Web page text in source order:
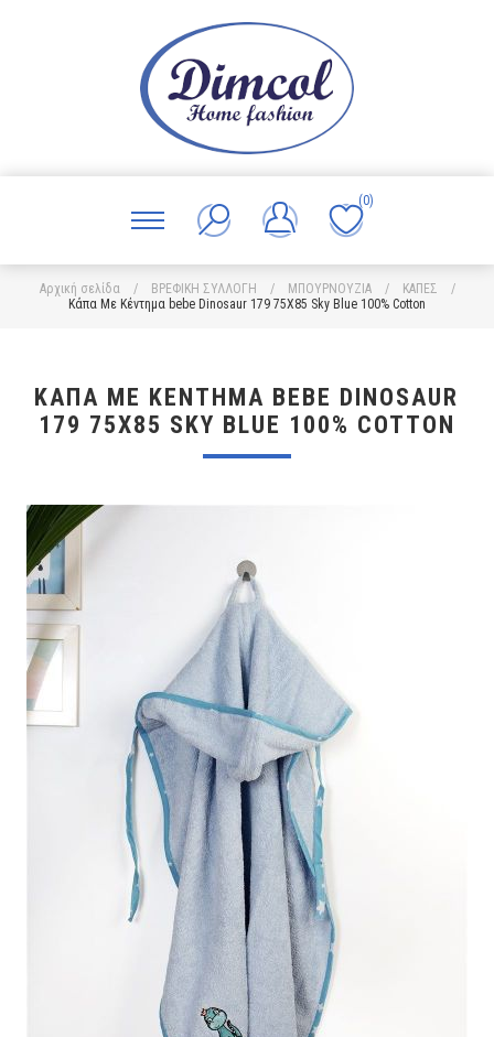
(0)
Αρχική σελίδα / ΒΡΕΦΙΚΗ ΣΥΛΛΟΓΗ / ΜΠΟΥΡΝΟΥΖΙΑ / ΚΑΠΕΣ
/
Κάπα Με Κέντημα bebe Dinosaur 179 75X85 Sky Blue 100% Cotton
ΚΆΠΑ ΜΕ ΚΈΝΤΗΜΑ BEBE DINOSAUR
179 75X85 SKY BLUE 100% COTTON